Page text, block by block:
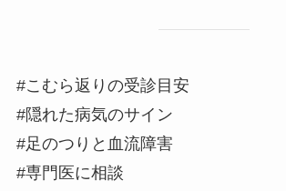
#こむら返りの受診目安
#隠れた病気のサイン
#足のつりと血流障害
#専門医に相談